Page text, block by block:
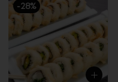
-28%